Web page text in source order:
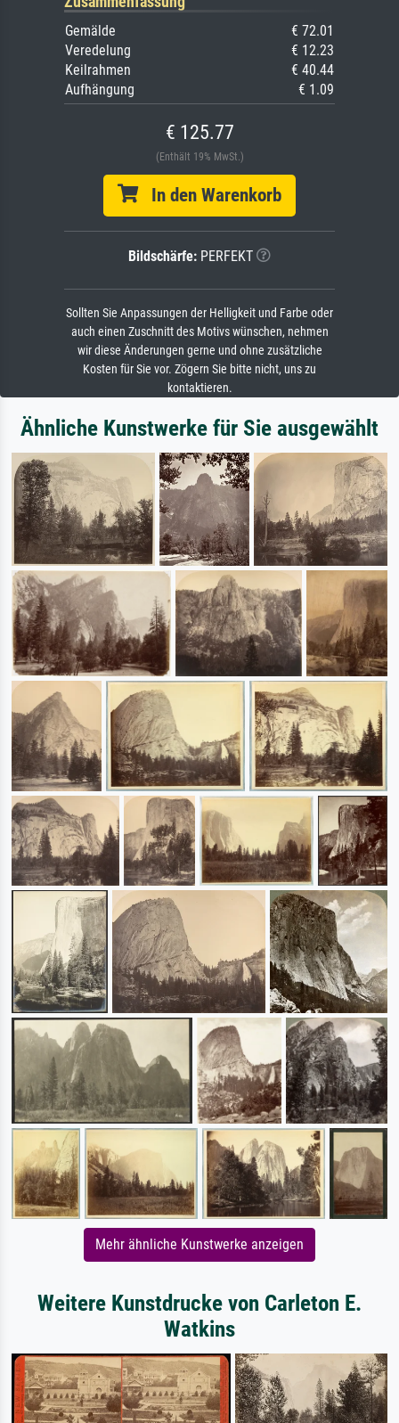
Gemälde
€ 72.01
Veredelung
€ 12.23
Keilrahmen
€ 40.44
Aufhängung
€ 1.09
€ 125.77
(Enthält 19% MwSt.)
In den Warenkorb
Bildschärfe: PERFEKT
Sollten Sie Anpassungen der Helligkeit und Farbe oder
auch einen Zuschnitt des Motivs wünschen, nehmen
wir diese Änderungen gerne und ohne zusätzliche
Kosten für Sie vor. Zögern Sie bitte nicht, uns zu
kontaktieren.
Ähnliche Kunstwerke für Sie ausgewählt
Mehr ähnliche Kunstwerke anzeigen
Weitere Kunstdrucke von Carleton E.
Watkins